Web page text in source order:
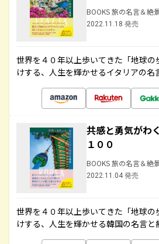
BOOKS 旅の名言＆絶
2022.11.18 発売
世界を４０年以上歩いてきた「地球
けする、人生を輝かせるイタリアの名
共感と勇気がわ
１００
BOOKS 旅の名言＆絶
2022.11.04 発売
世界を４０年以上歩いてきた「地球
けする、人生を輝かせる韓国の名言と